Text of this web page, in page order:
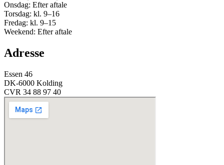
Onsdag: Efter aftale
Torsdag: kl. 9–16
Fredag: kl. 9–15
Weekend: Efter aftale
Adresse
Essen 46
DK-6000 Kolding
CVR 34 88 97 40